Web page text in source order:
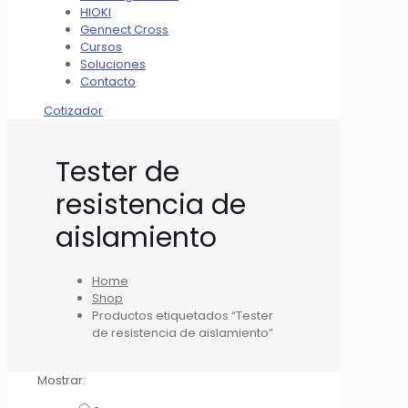
HIOKI
Gennect Cross
Cursos
Soluciones
Contacto
Cotizador
Tester de
resistencia de
aislamiento
Home
Shop
Productos etiquetados “Tester
de resistencia de aislamiento”
Mostrar: